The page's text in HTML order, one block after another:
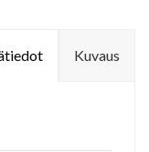
Kuvaus